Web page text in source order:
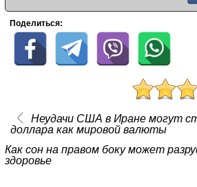
Поделиться:
Неудачи США в Иране могут
доллара как мировой валюты
Как сон на правом боку может
здоровье